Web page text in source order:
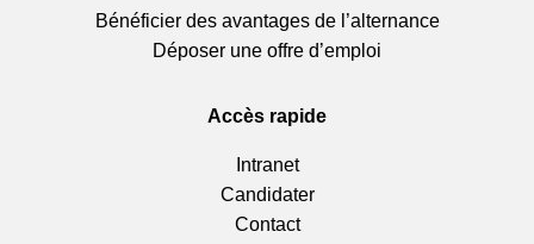
Bénéficier des avantages de l’alternance
Déposer une offre d’emploi
Accès rapide
Intranet
Candidater
Contact